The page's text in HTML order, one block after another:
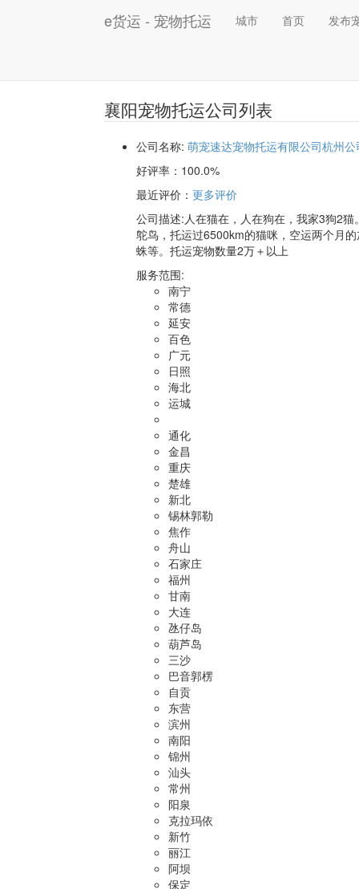
e货运 - 宠物托运 城市 首页 发布
襄阳宠物托运公司列表
公司名称: 萌宠速达宠物托运有限公司杭州公
好评率： 100.0%
最近评价 ： 更多评价
公司描述:人在猫在，人在狗在，我家3狗2
鸵鸟，托运过6500km的猫咪，空运两个月
蛛等。托运宠物数量2万＋以上
服务范围:
南宁
常德
延安
百色
广元
日照
海北
运城
通化
金昌
重庆
楚雄
新北
锡林郭勒
焦作
舟山
石家庄
福州
甘南
大连
氹仔岛
葫芦岛
三沙
巴音郭楞
自贡
东营
滨州
南阳
锦州
汕头
常州
阳泉
克拉玛依
新竹
丽江
阿坝
保定